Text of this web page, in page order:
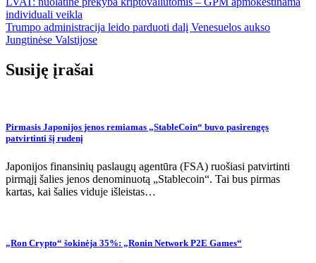
Navigacija
tarp
įrašų
individuali veikla
Trumpo administracija leido parduoti dalį Venesuelos aukso
Jungtinėse Valstijose
Susiję įrašai
Pirmasis Japonijos jenos remiamas „StableCoin“ buvo pasirengęs
patvirtinti šį rudenį
Japonijos finansinių paslaugų agentūra (FSA) ruošiasi patvirtinti
pirmąjį šalies jenos denominuotą „Stablecoin“. Tai bus pirmas
kartas, kai šalies viduje išleistas…
„Ron Crypto“ šokinėja 35%: „Ronin Network P2E Games“